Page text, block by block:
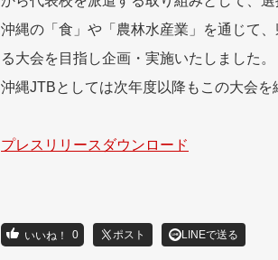
沖縄の「食」や「農林水産業」を通じて
る大会を目指し企画・実施いたしました。
沖縄JTBとしては次年度以降もこの大会
プレスリリースダウンロード
0 ポスト LINEで送る